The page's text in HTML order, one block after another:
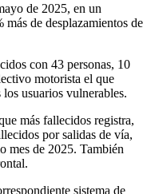
de 2025, en un
de desplazamientos de
con 43 personas, 10
motorista el que
usuarios vulnerables.
más fallecidos registra,
por salidas de vía,
mes de 2025. También
sistema de